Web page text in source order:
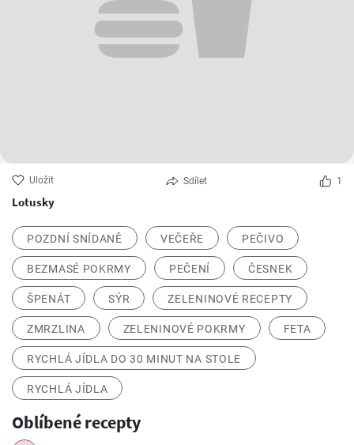
Uložit Sdílet 1
Lotusky
POZDNÍ SNÍDANĚ VEČEŘE PEČIVO
BEZMASÉ POKRMY PEČENÍ ČESNEK
ŠPENÁT SÝR ZELENINOVÉ RECEPTY
ZMRZLINA ZELENINOVÉ POKRMY FETA
RYCHLÁ JÍDLA DO 30 MINUT NA STOLE
RYCHLÁ JÍDLA
Oblíbené recepty